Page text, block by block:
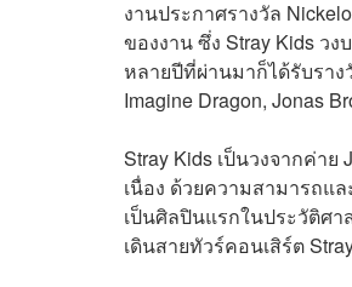
งานประกาศรางวัล
ของงาน ซึ่ง Stray Kids ว
หลายปีที่ผ่านมาก็ได้รับราง
Imagine Dragon, Jonas
Stray Kids เป็นวงจากค่า
เนื่อง ด้วยความสามารถแ
เป็นศิลปินแรกในประวัติศ
เดินสายทัวร์คอนเสิร์ต